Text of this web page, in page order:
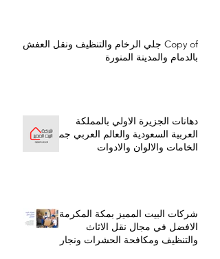
Copy of جلي الرخام والتنظيف ونقل العفش
بالدمام والمدينة المنورة
دهانات الجزيرة الاولي بالمملكة
العربية السعودية والعالم العربي جميع
الخامات والالوان والادوات
شركات البيت المميز بمكة المكرمة
الافضل في مجال نقل الاثاث
والتنظيف ومكافحة الحشرات ونجار